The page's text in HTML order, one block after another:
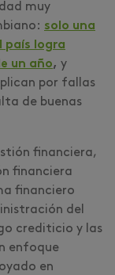
muy
solo una
país logra
un año, y
por fallas
de buenas
financiera,
financiera
financiero
del
crediticio y las
enfoque
en